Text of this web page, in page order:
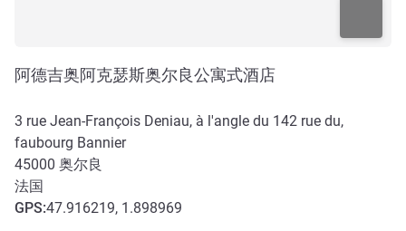
阿德吉奥阿克瑟斯奥尔良公寓式酒店
3 rue Jean-François Deniau, à l'angle du 142 rue du,
faubourg Bannier
45000 奥尔良
法国
GPS:47.916219, 1.898969